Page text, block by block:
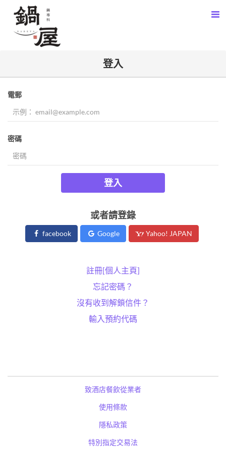
登入
電郵
密碼
登入
或者請登錄
facebook Google Yahoo! JAPAN
註冊[個人主頁]
忘記密碼？
沒有收到解鎖信件？
輸入預約代碼
致酒店餐飲從業者
使用條款
隱私政策
特別指定交易法